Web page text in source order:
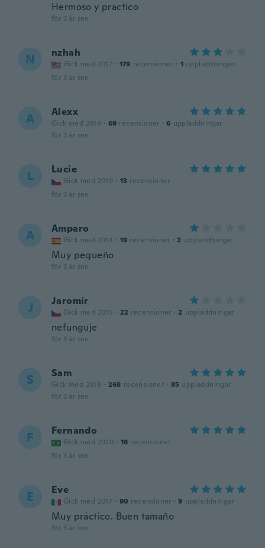
Hermoso y practico
för 3 år sen
N nzhah
Gick med 2017 · 179 recensioner · 1 uppladdningar
för 3 år sen
A Alexx
Gick med 2019 · 69 recensioner · 6 uppladdningar
för 3 år sen
L Lucie
Gick med 2019 · 13 recensioner
för 3 år sen
A Amparo
Gick med 2014 · 19 recensioner · 2 uppladdningar
Muy pequeño
för 3 år sen
J Jaromír
Gick med 2015 · 22 recensioner · 2 uppladdningar
nefunguje
för 3 år sen
S Sam
Gick med 2018 · 268 recensioner · 85 uppladdningar
för 3 år sen
F Fernando
Gick med 2020 · 16 recensioner
för 3 år sen
E Eve
Gick med 2017 · 90 recensioner · 9 uppladdningar
Muy práctico. Buen tamaño
för 3 år sen